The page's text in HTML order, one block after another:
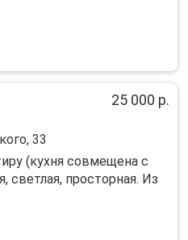
25 000 р.
33
(кухня совмещена с
светлая, просторная. Из